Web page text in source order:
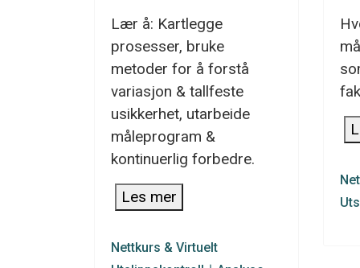
Lær å: Kartlegge
prosesser, bruke
metoder for å forstå
variasjon & tallfeste
usikkerhet, utarbeide
måleprogram &
kontinuerlig forbedre.
Les mer
Nettkurs & Virtuelt